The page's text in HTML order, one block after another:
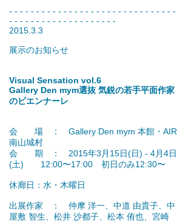
- - - - - - - - - - - - - - - - - - - - - - - - - - - - - - -
- - - - - - - - - - - - - - - - - - - -
2015.3.3
展示のお知らせ
Visual Sensation vol.6
Gallery Den mym選抜 気鋭の若手平面作家
のビエンナーレ
会 場 ： Gallery Den mym 本館・AIR
南山城村
会 期 ： 2015年3月15日(日) - 4月4日
(土) 12:00〜17:00 初日のみ12:30〜
休廊日：水・木曜日
出展作家 ： 仲摩 洋一、中道 由貴子、中
屋敷 智生、松井 沙都子、松本 侑也、宮崎